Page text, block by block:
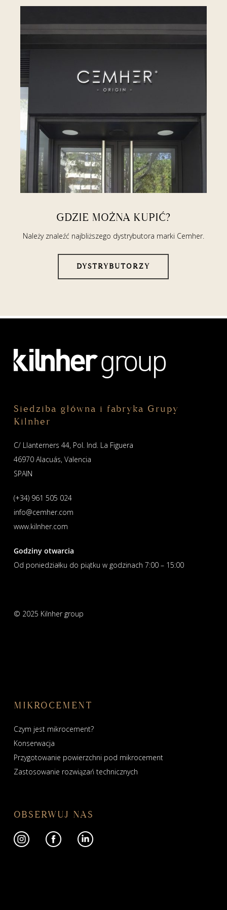
GDZIE MOŻNA KUPIĆ?
Należy znaleźć najbliższego dystrybutora marki Cemher.
DYSTRYBUTORZY
Siedziba główna i fabryka Grupy
Kilnher
C/ Llanterners 44, Pol. Ind. La Figuera
46970 Alacuás, Valencia
SPAIN
(+34) 961 505 024
info@cemher.com
www.kilnher.com
Godziny otwarcia
Od poniedziałku do piątku w godzinach 7:00 – 15:00
© 2025 Kilnher group
MIKROCEMENT
Czym jest mikrocement?
Konserwacja
Przygotowanie powierzchni pod mikrocement
Zastosowanie rozwiązań technicznych
OBSERWUJ NAS